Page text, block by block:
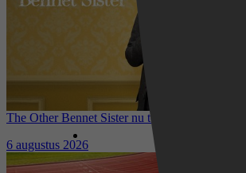
The Other Bennet Sister nu te zien op HBO
kostuumdrama krijgt lovende recensies
6 augustus 2026